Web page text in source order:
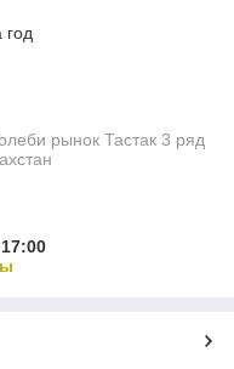
год
рынок Тастак 3 ряд